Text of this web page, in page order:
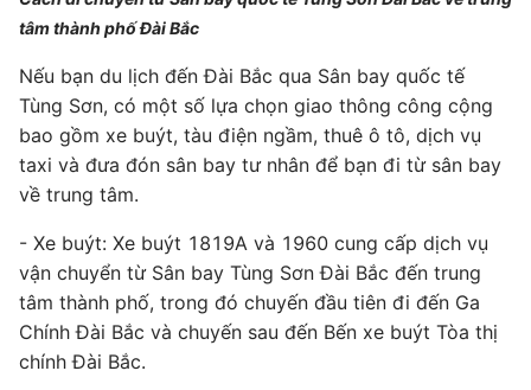
tâm thành phố Đài Bắc
Nếu bạn du lịch đến Đài Bắc qua Sân bay quốc tế
Tùng Sơn, có một số lựa chọn giao thông công cộng
bao gồm xe buýt, tàu điện ngầm, thuê ô tô, dịch vụ
taxi và đưa đón sân bay tư nhân để bạn đi từ sân bay
về trung tâm.
- Xe buýt: Xe buýt 1819A và 1960 cung cấp dịch vụ
vận chuyển từ Sân bay Tùng Sơn Đài Bắc đến trung
tâm thành phố, trong đó chuyến đầu tiên đi đến Ga
Chính Đài Bắc và chuyến sau đến Bến xe buýt Tòa thị
chính Đài Bắc.